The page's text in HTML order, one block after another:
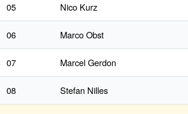
05 Nico Kurz
06 Marco Obst
07 Marcel Gerdon
08 Stefan Nilles